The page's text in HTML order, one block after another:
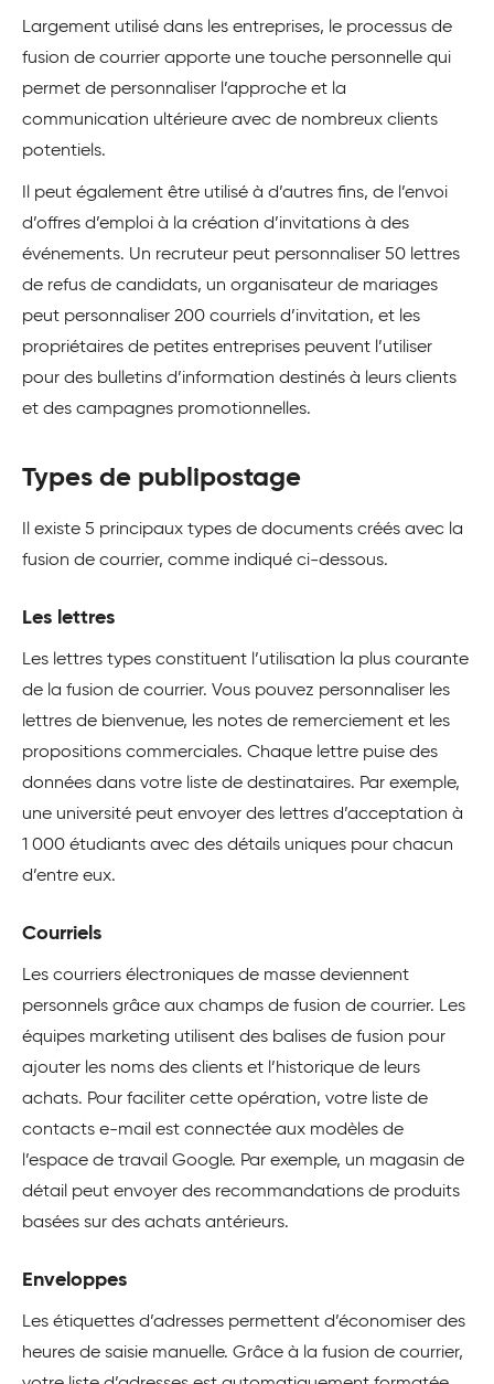
Largement utilisé dans les entreprises, le processus de
fusion de courrier apporte une touche personnelle qui
permet de personnaliser l’approche et la
communication ultérieure avec de nombreux clients
potentiels.
Il peut également être utilisé à d’autres fins, de l’envoi
d’offres d’emploi à la création d’invitations à des
événements. Un recruteur peut personnaliser 50 lettres
de refus de candidats, un organisateur de mariages
peut personnaliser 200 courriels d’invitation, et les
propriétaires de petites entreprises peuvent l’utiliser
pour des bulletins d’information destinés à leurs clients
et des campagnes promotionnelles.
Types de publipostage
Il existe 5 principaux types de documents créés avec la
fusion de courrier, comme indiqué ci-dessous.
Les lettres
Les lettres types constituent l’utilisation la plus courante
de la fusion de courrier. Vous pouvez personnaliser les
lettres de bienvenue, les notes de remerciement et les
propositions commerciales. Chaque lettre puise des
données dans votre liste de destinataires. Par exemple,
une université peut envoyer des lettres d’acceptation à
1 000 étudiants avec des détails uniques pour chacun
d’entre eux.
Courriels
Les courriers électroniques de masse deviennent
personnels grâce aux champs de fusion de courrier. Les
équipes marketing utilisent des balises de fusion pour
ajouter les noms des clients et l’historique de leurs
achats. Pour faciliter cette opération, votre liste de
contacts e-mail est connectée aux modèles de
l’espace de travail Google. Par exemple, un magasin de
détail peut envoyer des recommandations de produits
basées sur des achats antérieurs.
Enveloppes
Les étiquettes d’adresses permettent d’économiser des
heures de saisie manuelle. Grâce à la fusion de courrier,